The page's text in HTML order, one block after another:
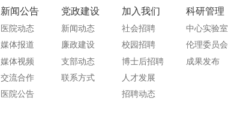
新闻公告
医院动态
媒体报道
媒体视频
交流合作
医院公告
党政建设
新闻动态
廉政建设
支部动态
联系方式
加入我们
社会招聘
校园招聘
博士后招聘
人才发展
招聘动态
科研管理
中心实验室
伦理委员会
成果发布